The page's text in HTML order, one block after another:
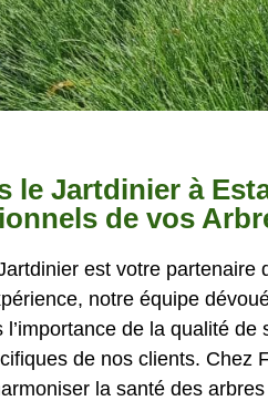
le Jartdinier à
de vos
est votre
notre équipe
l’importance de la qualité
de nos clients. Chez
la santé des